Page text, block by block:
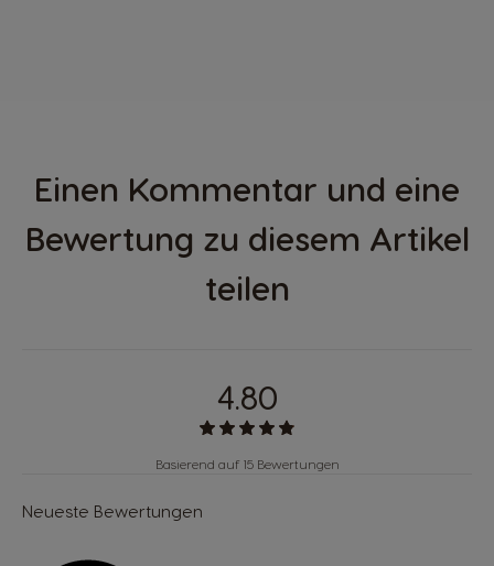
Einen Kommentar und eine
Bewertung zu diesem Artikel
teilen
4.80
Basierend auf 15 Bewertungen
Neueste Bewertungen